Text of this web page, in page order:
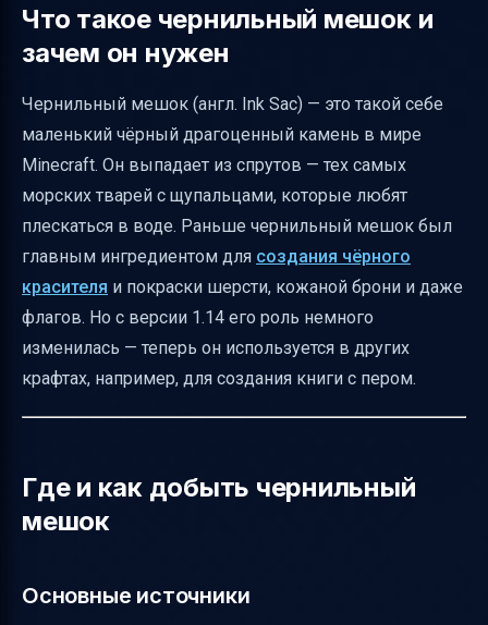
Полезные ссылки
Что такое чернильный мешок и
зачем он нужен
Чернильный мешок (англ. Ink Sac) — это такой себе
маленький чёрный драгоценный камень в мире
Minecraft. Он выпадает из спрутов — тех самых
морских тварей с щупальцами, которые любят
плескаться в воде. Раньше чернильный мешок был
главным ингредиентом для создания чёрного
красителя и покраски шерсти, кожаной брони и даже
флагов. Но с версии 1.14 его роль немного
изменилась — теперь он используется в других
крафтах, например, для создания книги с пером.
Где и как добыть чернильный
мешок
Основные источники